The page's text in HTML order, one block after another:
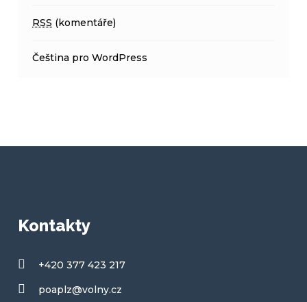
RSS (komentáře)
Čeština pro WordPress
Kontakty
+420 377 423 217
poaplz@volny.cz